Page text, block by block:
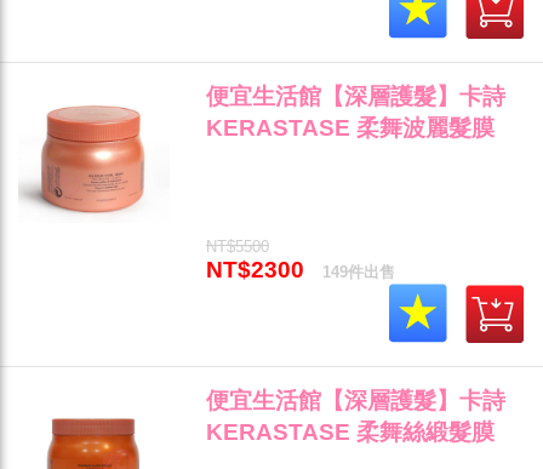
便宜生活館【深層護髮】卡詩
KERASTASE 柔舞波麗髮膜
NT$5500
NT$2300 149件出售
便宜生活館【深層護髮】卡詩
KERASTASE 柔舞絲緞髮膜